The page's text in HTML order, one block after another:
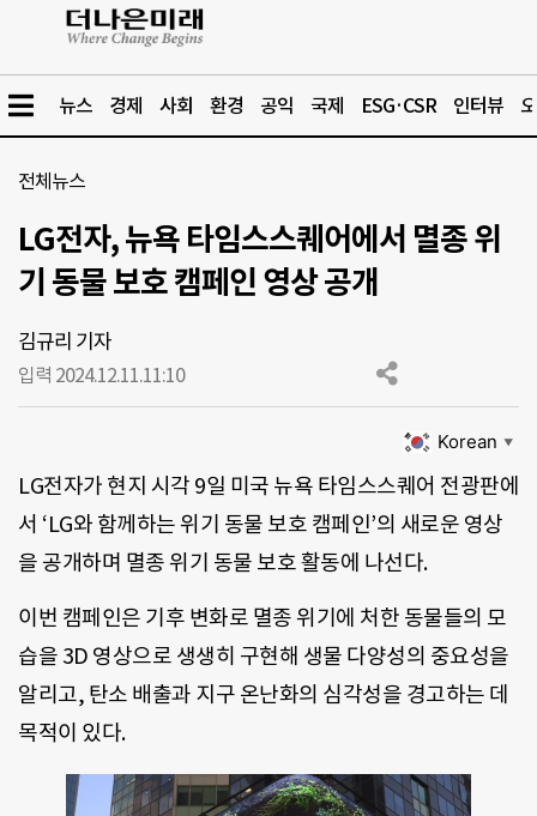
뉴스 경제 사회 환경 공익 국제 ESG·CSR 인터뷰
전체뉴스
LG전자, 뉴욕 타임스스퀘어에서 멸종 위
기 동물 보호 캠페인 영상 공개
김규리 기자
입력 2024.12.11.11:10
Korean ▼
LG전자가 현지 시각 9일 미국 뉴욕 타임스스퀘어 전광판에
서 ‘LG와 함께하는 위기 동물 보호 캠페인’의 새로운 영상
을 공개하며 멸종 위기 동물 보호 활동에 나선다.
이번 캠페인은 기후 변화로 멸종 위기에 처한 동물들의 모
습을 3D 영상으로 생생히 구현해 생물 다양성의 중요성을
알리고, 탄소 배출과 지구 온난화의 심각성을 경고하는 데
목적이 있다.